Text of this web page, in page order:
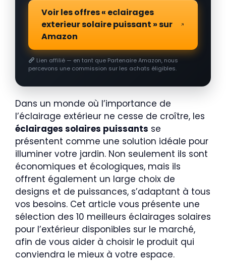
Voir les offres « eclairages
exterieur solaire puissant » sur
Amazon
Lien affilié — en tant que Partenaire Amazon, nous
percevons une commission sur les achats éligibles.
Dans un monde où l’importance de
l’éclairage extérieur ne cesse de croître, les
éclairages solaires puissants se
présentent comme une solution idéale pour
illuminer votre jardin. Non seulement ils sont
économiques et écologiques, mais ils
offrent également un large choix de
designs et de puissances, s’adaptant à tous
vos besoins. Cet article vous présente une
sélection des 10 meilleurs éclairages solaires
pour l’extérieur disponibles sur le marché,
afin de vous aider à choisir le produit qui
conviendra le mieux à votre espace.